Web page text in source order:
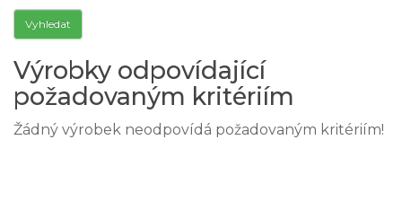
Výrobky odpovídající
požadovaným kritériím
Žádný výrobek neodpovídá požadovaným kritériím!